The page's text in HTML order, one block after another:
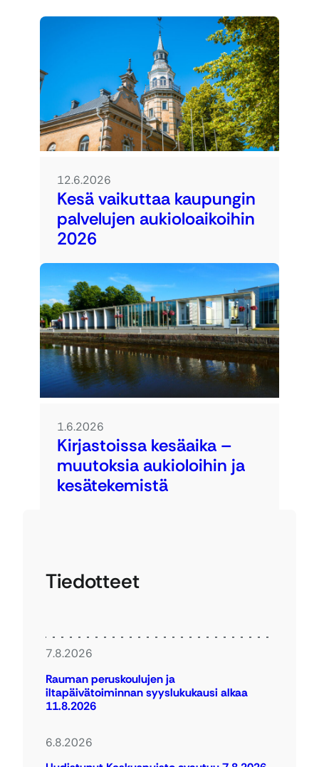
12.6.2026
Kesä vaikuttaa kaupungin
palvelujen aukioloaikoihin
2026
1.6.2026
Kirjastoissa kesäaika –
muutoksia aukioloihin ja
kesätekemistä
Tiedotteet
7.8.2026
Rauman peruskoulujen ja
iltapäivätoiminnan syyslukukausi alkaa
11.8.2026
6.8.2026